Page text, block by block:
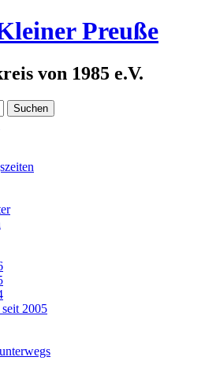
Preuße
von 1985 e.V.
2005